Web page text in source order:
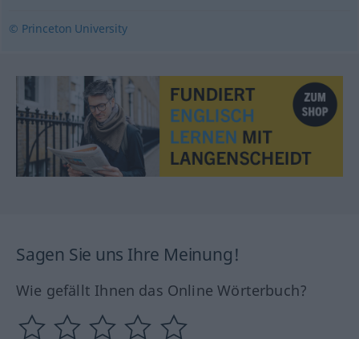
© Princeton University
Sagen Sie uns Ihre Meinung!
Wie gefällt Ihnen das Online Wörterbuch?